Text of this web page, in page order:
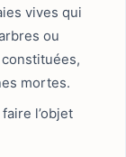
vives qui
ou
mortes.
l’objet